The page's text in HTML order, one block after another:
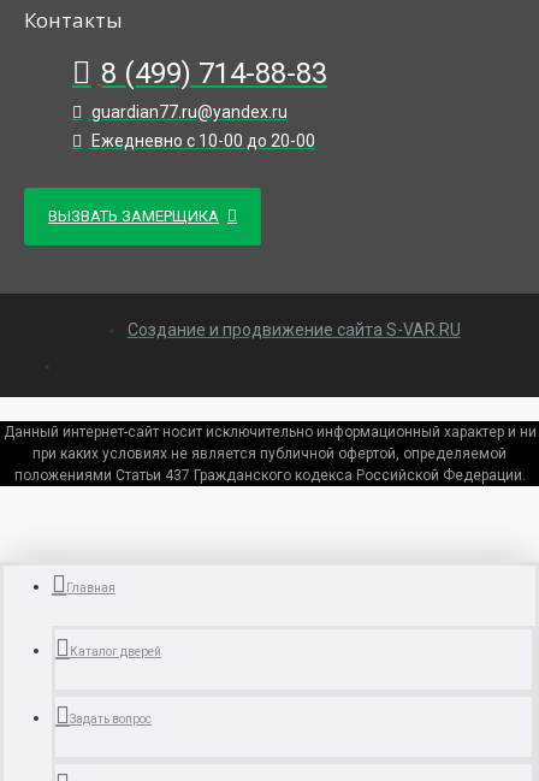
Контакты
8 (499) 714-88-83
guardian77.ru@yandex.ru
Ежедневно с 10-00 до 20-00
ВЫЗВАТЬ ЗАМЕРЩИКА
Создание и продвижение сайта S-VAR.RU
Данный интернет-сайт носит исключительно информационный характер и ни
при каких условиях не является публичной офертой, определяемой
положениями Статьи 437 Гражданского кодекса Российской Федерации.
Главная
Каталог дверей
Задать вопрос